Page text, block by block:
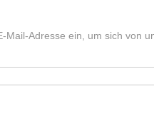
Mail-Adresse ein, um sich von